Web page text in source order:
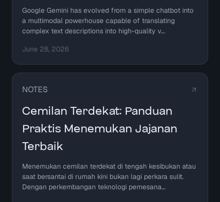
Google Gemini has evolved from a simple chatbot into
a multimodal powerhouse capable of translating
complex text descriptions into high-quality v…
June 28, 2026
NOTES
Cemilan Terdekat: Panduan
Praktis Menemukan Jajanan
Terbaik
Menemukan cemilan terdekat di tengah kesibukan atau
saat bersantai di rumah kini bukan lagi perkara sulit.
Dengan perkembangan teknologi pemesana…